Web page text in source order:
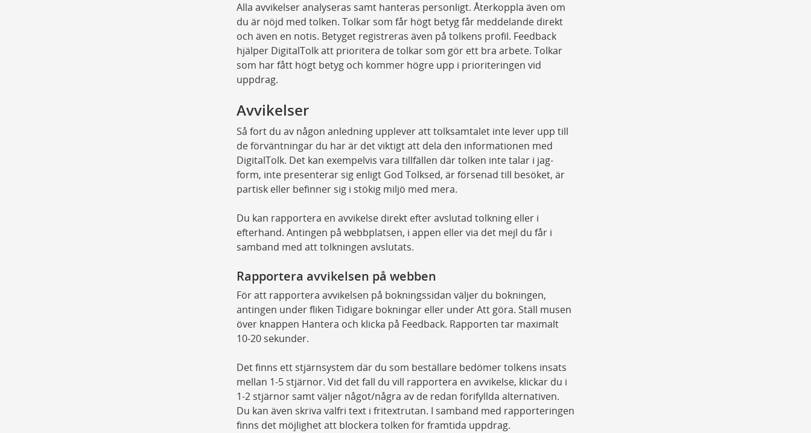
Alla avvikelser analyseras samt hanteras personligt. Återkoppla även om
du är nöjd med tolken. Tolkar som får högt betyg får meddelande direkt
och även en notis. Betyget registreras även på tolkens profil. Feedback
hjälper DigitalTolk att prioritera de tolkar som gör ett bra arbete. Tolkar
som har fått högt betyg och kommer högre upp i prioriteringen vid
uppdrag.
Avvikelser
Så fort du av någon anledning upplever att tolksamtalet inte lever upp till
de förväntningar du har är det viktigt att dela den informationen med
DigitalTolk. Det kan exempelvis vara tillfällen där tolken inte talar i jag-
form, inte presenterar sig enligt God Tolksed, är försenad till besöket, är
partisk eller befinner sig i stökig miljö med mera.
Du kan rapportera en avvikelse direkt efter avslutad tolkning eller i
efterhand. Antingen på webbplatsen, i appen eller via det mejl du får i
samband med att tolkningen avslutats.
Rapportera avvikelsen på webben
För att rapportera avvikelsen på bokningssidan väljer du bokningen,
antingen under fliken Tidigare bokningar eller under Att göra. Ställ musen
över knappen Hantera och klicka på Feedback. Rapporten tar maximalt
10-20 sekunder.
Det finns ett stjärnsystem där du som beställare bedömer tolkens insats
mellan 1-5 stjärnor. Vid det fall du vill rapportera en avvikelse, klickar du i
1-2 stjärnor samt väljer något/några av de redan förifyllda alternativen.
Du kan även skriva valfri text i fritextrutan. I samband med rapporteringen
finns det möjlighet att blockera tolken för framtida uppdrag.